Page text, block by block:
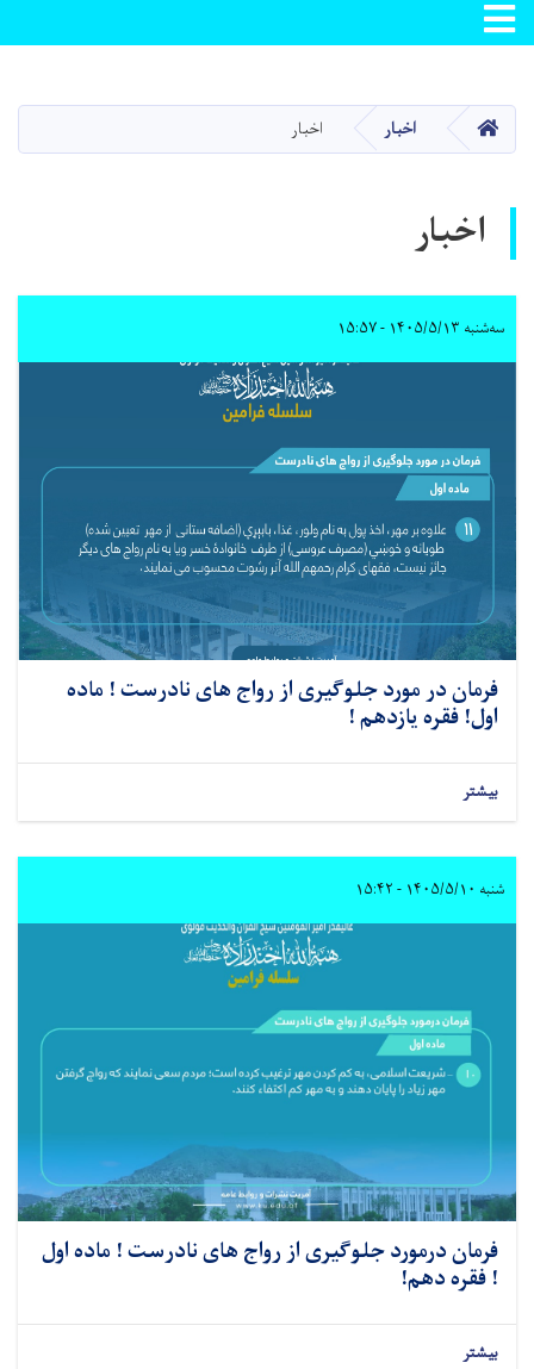
content
Toggle navigation
صفحه اصلیاخبار اخبار
اخبار
سه‌شنبه ۱۴۰۵/۵/۱۳ - ۱۵:۵۷
فرمان در مورد جلوگیری از رواج های نادرست ! ماده
اول! فقره یازدهم !
بیشتر
شنبه ۱۴۰۵/۵/۱۰ - ۱۵:۴۲
فرمان درمورد جلوگیری از رواج های نادرست ! ماده اول
! فقره دهم!
بیشتر